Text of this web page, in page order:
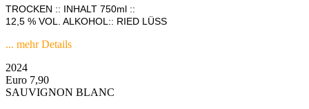
TROCKEN :: INHALT 750ml ::
12,5 % VOL. ALKOHOL:: RIED LÜSS
... mehr Details
2024
Euro 7,90
SAUVIGNON BLANC